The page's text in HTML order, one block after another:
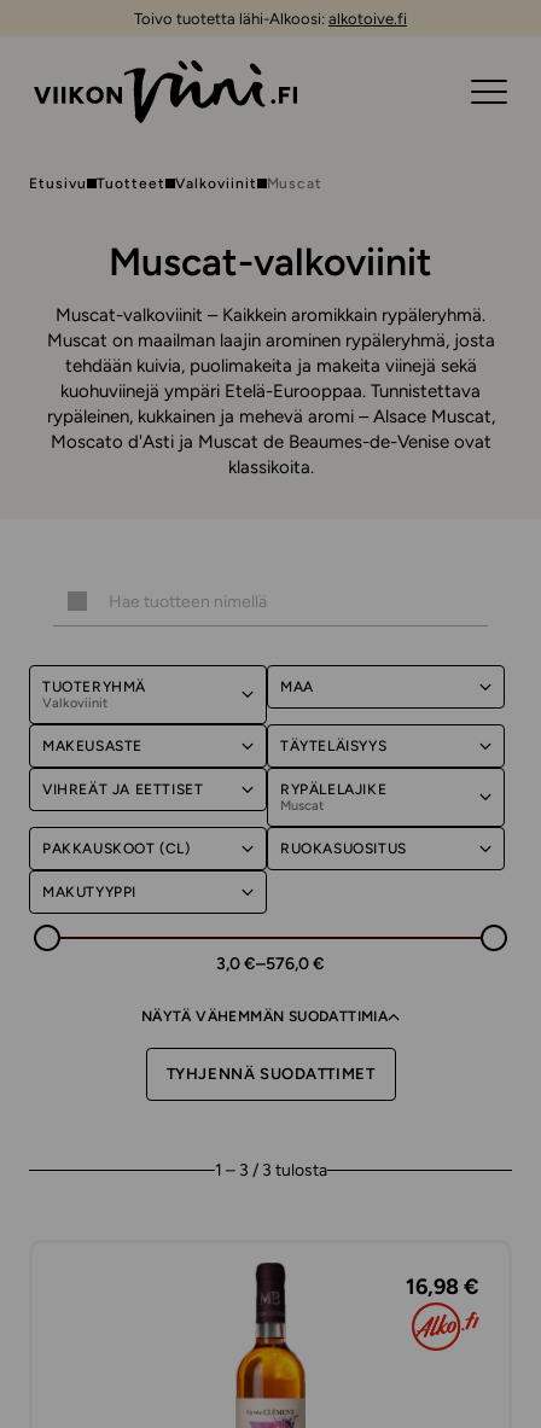
Toivo tuotetta lähi-Alkoosi: alkotoive.fi
Etusivu Tuotteet Valkoviinit Muscat
Muscat-valkoviinit
Muscat-valkoviinit – Kaikkein aromikkain rypäleryhmä.
Muscat on maailman laajin arominen rypäleryhmä, josta
tehdään kuivia, puolimakeita ja makeita viinejä sekä
kuohuviinejä ympäri Etelä-Eurooppaa. Tunnistettava
rypäleinen, kukkainen ja mehevä aromi – Alsace Muscat,
Moscato d'Asti ja Muscat de Beaumes-de-Venise ovat
klassikoita.
TUOTERYHMÄ
Valkoviinit
MAA
MAKEUSASTE TÄYTELÄISYYS
VIHREÄT JA EETTISET RYPÄLELAJIKE
Muscat
PAKKAUSKOOT (CL) RUOKASUOSITUS
MAKUTYYPPI
3,0 €–576,0 €
NÄYTÄ VÄHEMMÄN SUODATTIMIA
TYHJENNÄ SUODATTIMET
1 – 3 / 3 tulosta
16,98 €